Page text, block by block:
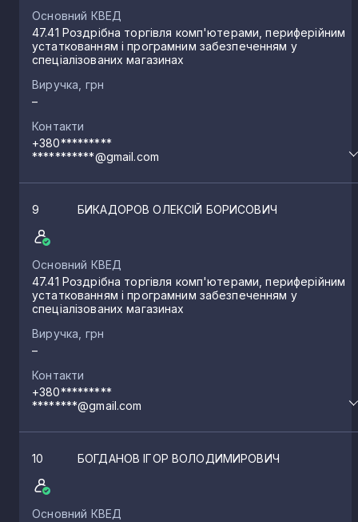
Основний КВЕД
47.41 Роздрібна торгівля комп'ютерами, периферійним
устаткованням і програмним забезпеченням у
спеціалізованих магазинах
Виручка, грн
–
Контакти
+380*********
***********@gmail.com
9 БИКАДОРОВ ОЛЕКСІЙ БОРИСОВИЧ
Основний КВЕД
47.41 Роздрібна торгівля комп'ютерами, периферійним
устаткованням і програмним забезпеченням у
спеціалізованих магазинах
Виручка, грн
–
Контакти
+380*********
********@gmail.com
10 БОГДАНОВ ІГОР ВОЛОДИМИРОВИЧ
Основний КВЕД